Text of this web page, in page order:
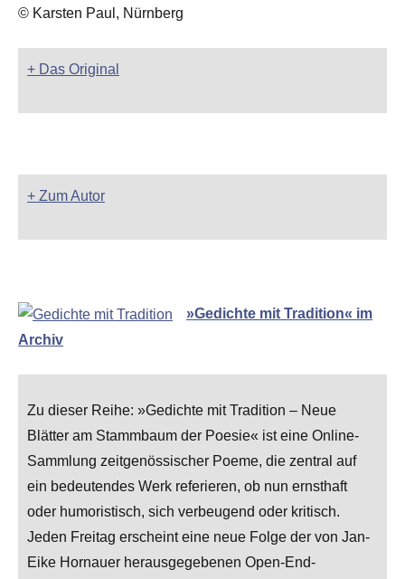
© Karsten Paul, Nürnberg
+ Das Original
+ Zum Autor
»Gedichte mit Tradition« im
Archiv
Zu dieser Reihe: »Gedichte mit Tradition – Neue
Blätter am Stammbaum der Poesie« ist eine Online-
Sammlung zeitgenössischer Poeme, die zentral auf
ein bedeutendes Werk referieren, ob nun ernsthaft
oder humoristisch, sich verbeugend oder kritisch.
Jeden Freitag erscheint eine neue Folge der von Jan-
Eike Hornauer herausgegebenen Open-End-